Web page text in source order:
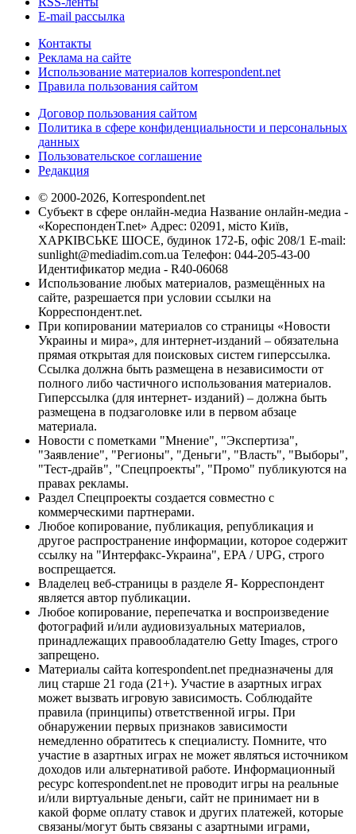
E-mail рассылка
Контакты
Реклама на сайте
Использование материалов korrespondent.net
Правила пользования сайтом
Договор пользования сайтом
Политика в сфере конфиденциальности и персональных
данных
Пользовательское соглашение
Редакция
© 2000-2026, Korrespondent.net
Субъект в сфере онлайн-медиа Название онлайн-медиа -
«КореспонденТ.net» Адрес: 02091, місто Київ,
ХАРКІВСЬКЕ ШОСЕ, будинок 172-Б, офіс 208/1 E-mail:
sunlight@mediadim.com.ua Телефон: 044-205-43-00
Идентификатор медиа - R40-06068
Использование любых материалов, размещённых на
сайте, разрешается при условии ссылки на
Корреспондент.net.
При копировании материалов со страницы «Новости
Украины и мира», для интернет-изданий – обязательна
прямая открытая для поисковых систем гиперссылка.
Ссылка должна быть размещена в независимости от
полного либо частичного использования материалов.
Гиперссылка (для интернет- изданий) – должна быть
размещена в подзаголовке или в первом абзаце
материала.
Новости с пометками "Мнение", "Экспертиза",
"Заявление", "Регионы", "Деньги", "Власть", "Выборы",
"Тест-драйв", "Спецпроекты", "Промо" публикуются на
правах рекламы.
Раздел Спецпроекты создается совместно с
коммерческими партнерами.
Любое копирование, публикация, републикация и
другое распространение информации, которое содержит
ссылку на "Интерфакс-Украина", EPA / UPG, строго
воспрещается.
Владелец веб-страницы в разделе Я- Корреспондент
является автор публикации.
Любое копирование, перепечатка и воспроизведение
фотографий и/или аудиовизуальных материалов,
принадлежащих правообладателю Getty Images, строго
запрещено.
Материалы сайта korrespondent.net предназначены для
лиц старше 21 года (21+). Участие в азартных играх
может вызвать игровую зависимость. Соблюдайте
правила (принципы) ответственной игры. При
обнаружении первых признаков зависимости
немедленно обратитесь к специалисту. Помните, что
участие в азартных играх не может являться источником
доходов или альтернативой работе. Информационный
ресурс korrespondent.net не проводит игры на реальные
и/или виртуальные деньги, сайт не принимает ни в
какой форме оплату ставок и других платежей, которые
связаны/могут быть связаны с азартными играми,